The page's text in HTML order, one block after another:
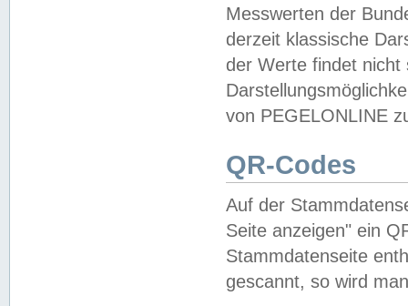
Messwerten der
derzeit klassische
der Werte findet
von PEGELONLINE
QR-Codes
Auf der
Seite anzeigen" ein
Stammdatenseite
gescannt, so wird